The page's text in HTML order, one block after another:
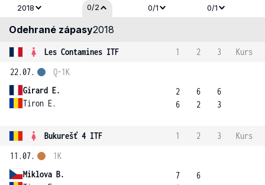
2018 0/2 0/1 0/1
Odehrané zápasy2018
Les Contamines ITF 1 2 3
Kurs
22.07.
Girard E.
Tiron E.
Q-1K
2
6
6
2
6
3
Bukurešť 4 ITF 1 2 3
Kurs
11.07.
Miklova B.
1K
7
6